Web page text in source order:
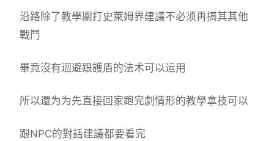
沿路除了教學關打史萊姆界建議不必须再搞其其他
戰鬥
畢竟沒有迴避跟護盾的法术可以运用
所以還为为先直接回家跑完劇情形的教學拿技可以
跟NPC的對話建議都要看完